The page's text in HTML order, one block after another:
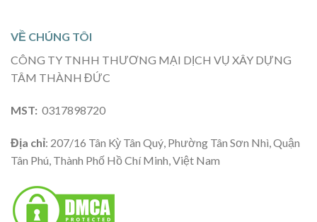
VỀ CHÚNG TÔI
CÔNG TY TNHH THƯƠNG MẠI DỊCH VỤ XÂY DỰNG
TÂM THÀNH ĐỨC
MST: 0317898720
Địa chỉ: 207/16 Tân Kỳ Tân Quý, Phường Tân Sơn Nhì, Quận
Tân Phú, Thành Phố Hồ Chí Minh, Việt Nam